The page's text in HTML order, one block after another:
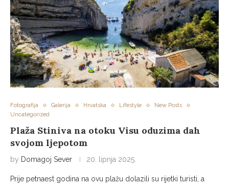
Fotografija Galerija Hrvatska Lifestyle
New Posts
Uncategorized
Plaža Stiniva na otoku Visu oduzima dah
svojom ljepotom
by Domagoj Sever 20. lipnja 2025.
Prije petnaest godina na ovu plažu dolazili su rijetki turisti, a